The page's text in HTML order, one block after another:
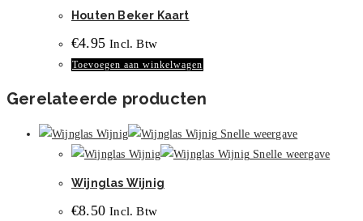
Houten Beker Kaart
€4.95 Incl. Btw
Toevoegen aan winkelwagen
Gerelateerde producten
Snelle weergave
Snelle weergave
Wijnglas Wijnig
€8.50 Incl. Btw